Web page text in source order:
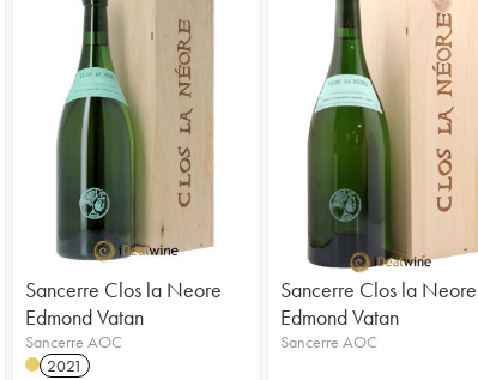
Sancerre Clos la Neore
Edmond Vatan
Sancerre AOC
2021
Sancerre Clos la Neore
Edmond Vatan
Sancerre AOC